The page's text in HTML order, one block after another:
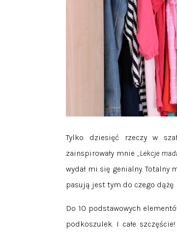
Tylko dziesięć rzeczy w
zainspirowały mnie „Lekcje
wydał mi się genialny.
pasują jest tym do czego dążę.
Do 10 podstawowych
podkoszulek. I całe